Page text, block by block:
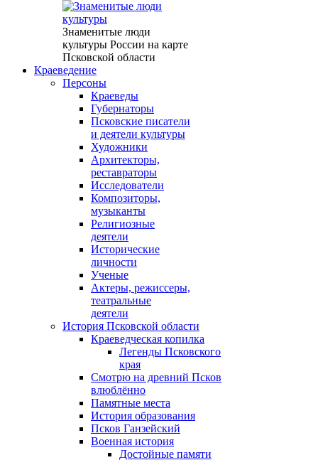
Знаменитые люди
культуры России на карте
Псковской области
Краеведение
Персоны
Краеведы
Губернаторы
Псковские писатели
и деятели культуры
Художники
Архитекторы,
реставраторы
Исследователи
Композиторы,
музыканты
Религиозные
деятели
Исторические
личности
Ученые
Актеры, режиссеры,
театральные
деятели
История Псковской области
Краеведческая копилка
Легенды Псковского
края
Смотрю на древний Псков
влюблённо
Памятные места
История образования
Псков Ганзейский
Военная история
Достойные памяти